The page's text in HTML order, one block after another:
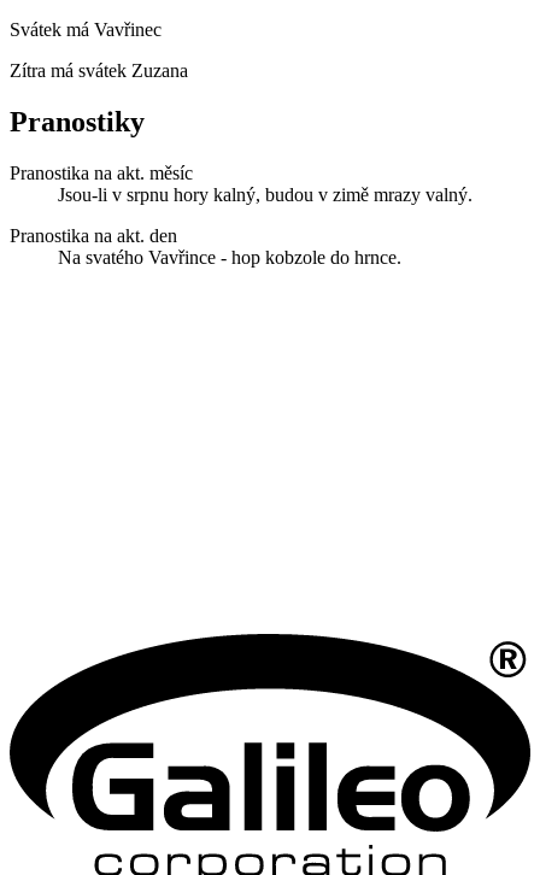
Svátek má Vavřinec
Zítra má svátek Zuzana
Pranostiky
Pranostika na akt. měsíc
Jsou-li v srpnu hory kalný, budou v zimě mrazy valný.
Pranostika na akt. den
Na svatého Vavřince - hop kobzole do hrnce.